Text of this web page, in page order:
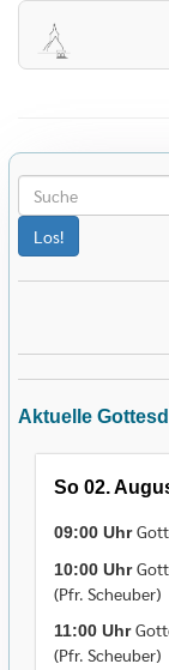
Herzlich
der
Winterbach!
Aktuelle
So 02.
09:00 Uhr
10:00 Uhr
(Pfr. Scheuber)
11:00 Uhr
(Pfr. Scheuber)